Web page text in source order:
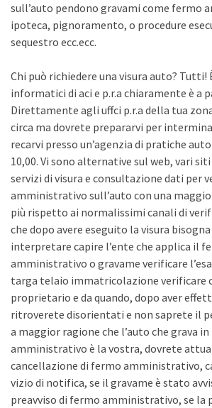
sull’auto pendono gravami come fermo
ipoteca, pignoramento, o procedure
sequestro ecc.ecc.
Chi può richiedere una visura auto? Tutti!
informatici di aci e p.r.a chiaramente è a
Direttamente agli uffci p.r.a della tua
circa ma dovrete prepararvi per
recarvi presso un’agenzia di pratiche
10,00. Vi sono alternative sul web, vari
servizi di visura e consultazione dati per
amministrativo sull’auto con una
più rispetto ai normalissimi canali di
che dopo avere eseguito la visura
interpretare capire l’ente che applica il
amministrativo o gravame verificare
targa telaio immatricolazione verificare
proprietario e da quando, dopo aver
ritroverete disorientati e non saprete il
a maggior ragione che l’auto che grava
amministrativo è la vostra, dovrete
cancellazione di fermo amministrativo,
vizio di notifica, se il gravame è stato
preavviso di fermo amministrativo, se la